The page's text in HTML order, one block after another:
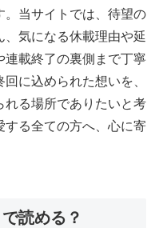
。当サイトでは、待望の
気になる休載理由や延
連載終了の裏側まで丁寧
に込められた想いを、
れる場所でありたいと考
する全ての方へ、心に寄
読める？